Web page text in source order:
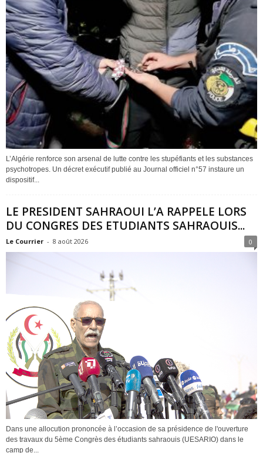
L’Algérie renforce son arsenal de lutte contre les stupéfiants et les substances
psychotropes. Un décret exécutif publié au Journal officiel n°57 instaure un
dispositif...
LE PRESIDENT SAHRAOUI L’A RAPPELE LORS
DU CONGRES DES ETUDIANTS SAHRAOUIS...
Le Courrier - 8 août 2026 0
Dans une allocution prononcée à l’occasion de sa présidence de l'ouverture
des travaux du 5ème Congrès des étudiants sahraouis (UESARIO) dans le
camp de...